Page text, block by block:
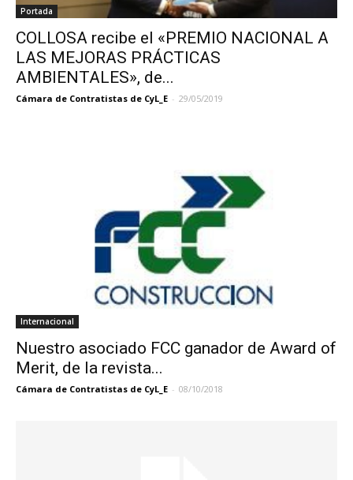
Portada
COLLOSA recibe el «PREMIO NACIONAL A
LAS MEJORAS PRÁCTICAS
AMBIENTALES», de...
Cámara de Contratistas de CyL_E - 29/05/2019
Internacional
Nuestro asociado FCC ganador de Award of
Merit, de la revista...
Cámara de Contratistas de CyL_E - 08/10/2018